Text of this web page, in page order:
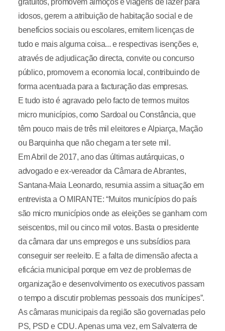
gratuitos, promovem almoços e viagens de lazer para
idosos, gerem a atribuição de habitação social e de
benefícios sociais ou escolares, emitem licenças de
tudo e mais alguma coisa... e respectivas isenções e,
através de adjudicação directa, convite ou concurso
público, promovem a economia local, contribuindo de
forma acentuada para a facturação das empresas.
E tudo isto é agravado pelo facto de termos muitos
micro municípios, como Sardoal ou Constância, que
têm pouco mais de três mil eleitores e Alpiarça, Mação
ou Barquinha que não chegam a ter sete mil.
Em Abril de 2017, ano das últimas autárquicas, o
advogado e ex-vereador da Câmara de Abrantes,
Santana-Maia Leonardo, resumia assim a situação em
entrevista a O MIRANTE: “Muitos municípios do país
são micro municípios onde as eleições se ganham com
seiscentos, mil ou cinco mil votos. Basta o presidente
da câmara dar uns empregos e uns subsídios para
conseguir ser reeleito. E a falta de dimensão afecta a
eficácia municipal porque em vez de problemas de
organização e desenvolvimento os executivos passam
o tempo a discutir problemas pessoais dos munícipes”.
As câmaras municipais da região são governadas pelo
PS, PSD e CDU. Apenas uma vez, em Salvaterra de